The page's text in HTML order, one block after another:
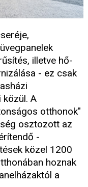
illetve hő-
- ez csak
közül. A
otthonok"
osztozott az
-
közel 1200
hoznak
a